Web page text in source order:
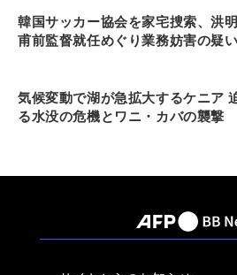
韓国サッカー協会を家宅捜索、洪明
甫前監督就任めぐり業務妨害の疑い
気候変動で湖が急拡大するケニア
る水没の危機とワニ・カバの襲撃